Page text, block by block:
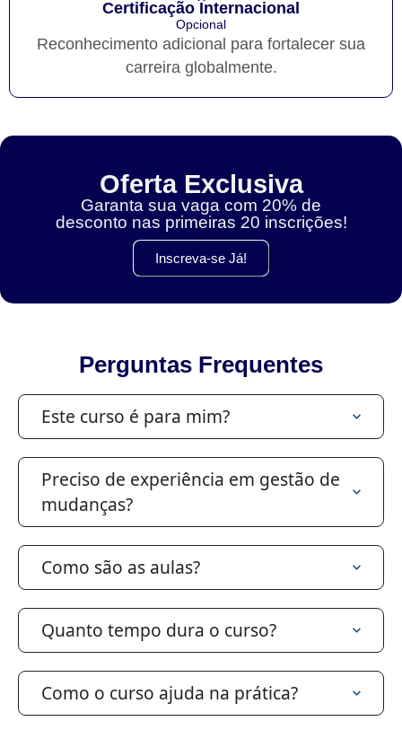
Certificação Internacional
Opcional
Reconhecimento adicional para fortalecer sua
carreira globalmente.
Oferta Exclusiva
Garanta sua vaga com 20% de
desconto nas primeiras 20 inscrições!
Inscreva-se Já!
Perguntas Frequentes
Este curso é para mim?
Preciso de experiência em gestão de
mudanças?
Como são as aulas?
Quanto tempo dura o curso?
Como o curso ajuda na prática?